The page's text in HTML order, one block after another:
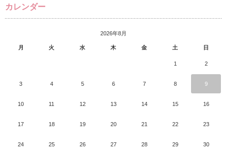
カレンダー
2026年8月
月 火 水 木 金 土 日
1 2
3 4 5 6 7 8 9
10 11 12 13 14 15 16
17 18 19 20 21 22 23
24 25 26 27 28 29 30